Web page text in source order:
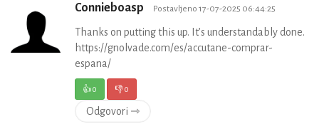
Connieboasp Postavljeno 17-07-2025 06:44:25
Thanks on putting this up. It’s understandably done.
https://gnolvade.com/es/accutane-comprar-
espana/
👍0 👎0
Odgovori ⇾